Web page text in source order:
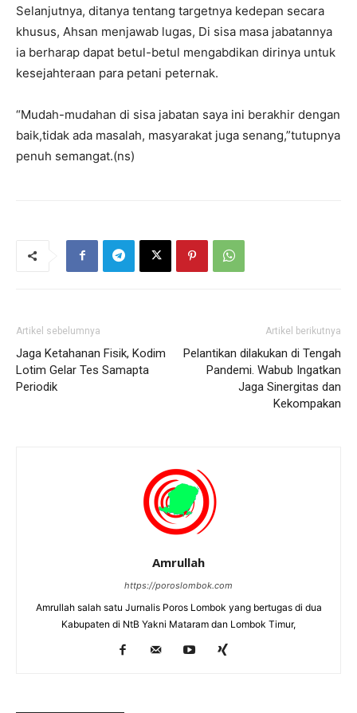
Selanjutnya, ditanya tentang targetnya kedepan secara
khusus, Ahsan menjawab lugas, Di sisa masa jabatannya
ia berharap dapat betul-betul mengabdikan dirinya untuk
kesejahteraan para petani peternak.
“Mudah-mudahan di sisa jabatan saya ini berakhir dengan
baik,tidak ada masalah, masyarakat juga senang,”tutupnya
penuh semangat.(ns)
Artikel sebelumnya
Jaga Ketahanan Fisik, Kodim
Lotim Gelar Tes Samapta
Periodik
Artikel berikutnya
Pelantikan dilakukan di Tengah
Pandemi. Wabub Ingatkan
Jaga Sinergitas dan
Kekompakan
Amrullah
https://poroslombok.com
Amrullah salah satu Jurnalis Poros Lombok yang bertugas di dua
Kabupaten di NtB Yakni Mataram dan Lombok Timur,